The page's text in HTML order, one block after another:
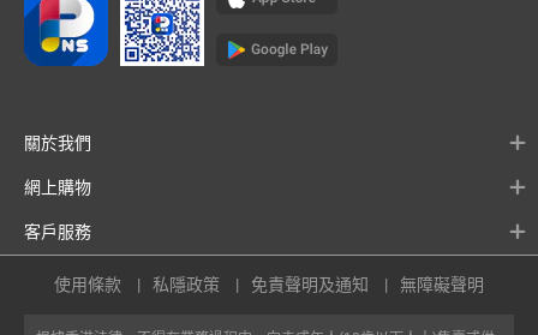
關於我們
網上購物
客戶服務
使用條款 私隱政策 免責聲明及通知 無障礙聲明